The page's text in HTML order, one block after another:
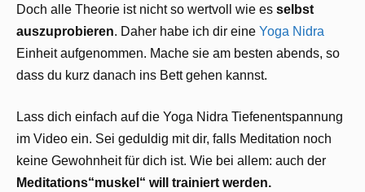
Doch alle Theorie ist nicht so wertvoll wie es selbst
auszuprobieren. Daher habe ich dir eine Yoga Nidra
Einheit aufgenommen. Mache sie am besten abends, so
dass du kurz danach ins Bett gehen kannst.
Lass dich einfach auf die Yoga Nidra Tiefenentspannung
im Video ein. Sei geduldig mit dir, falls Meditation noch
keine Gewohnheit für dich ist. Wie bei allem: auch der
Meditations“muskel“ will trainiert werden.